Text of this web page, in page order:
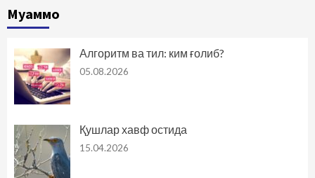
Муаммо
Алгоритм ва тил: ким ғолиб?
05.08.2026
Қушлар хавф остида
15.04.2026